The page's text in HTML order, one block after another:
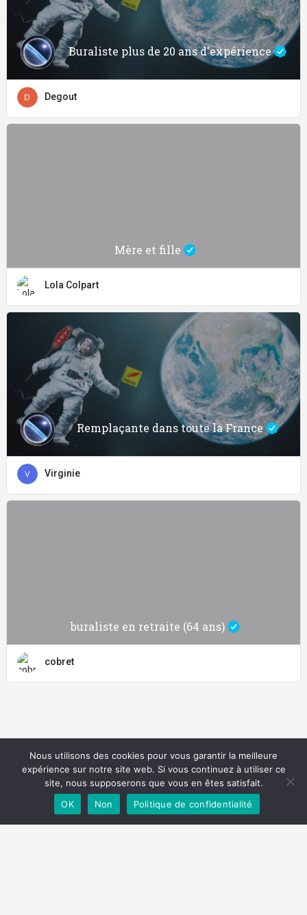
Buraliste plus de 20 ans d'expérience
Degout
Mère et fille
Lola Colpart
Remplaçante dans toute la France
Virginie
buraliste en retraite (64 ans)
cobret
Nous utilisons des cookies pour vous garantir la meilleure
expérience sur notre site web. Si vous continuez à utiliser ce
site, nous supposerons que vous en êtes satisfait.
OK
Non Politique de confidentialité